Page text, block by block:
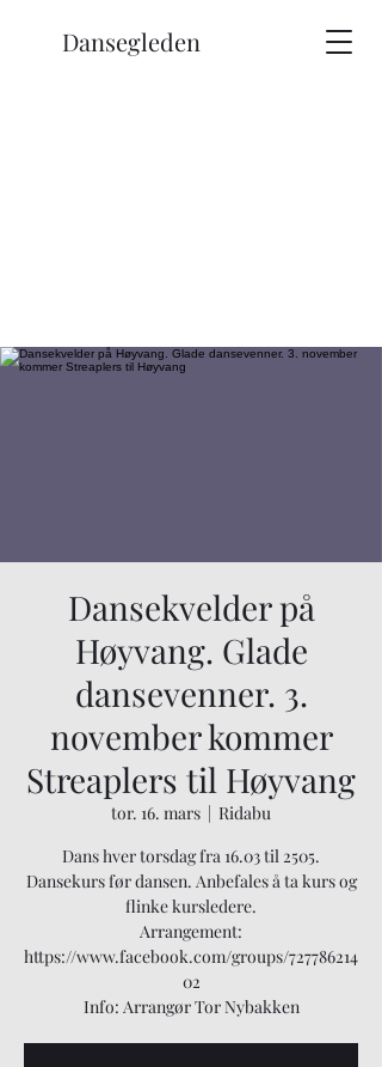
Dansegleden
Dansekvelder på
Høyvang. Glade
dansevenner. 3.
november kommer
Streaplers til Høyvang
tor. 16. mars
  |
Ridabu
Dans hver torsdag fra 16.03 til 2505.
Dansekurs før dansen. Anbefales å ta kurs og
flinke kursledere.
Arrangement:
https://www.facebook.com/groups/727786214
02
Info: Arrangør Tor Nybakken